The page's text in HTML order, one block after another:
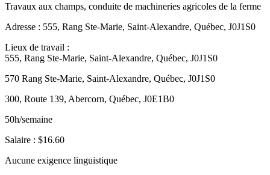
Travaux aux champs, conduite de machineries agricoles de la ferme
Adresse : 555, Rang Ste-Marie, Saint-Alexandre, Québec, J0J1S0
Lieux de travail :
555, Rang Ste-Marie, Saint-Alexandre, Québec, J0J1S0
570 Rang Ste-Marie, Saint-Alexandre, Québec, J0J1S0
300, Route 139, Abercorn, Québec, J0E1B0
50h/semaine
Salaire : $16.60
Aucune exigence linguistique